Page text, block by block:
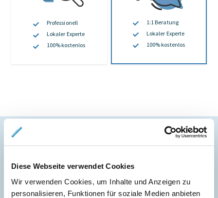
Diese Webseite verwendet Cookies
Wir verwenden Cookies, um Inhalte und Anzeigen zu
personalisieren, Funktionen für soziale Medien anbieten
Unsere Leistungen für
Immobilien-Verkäufer